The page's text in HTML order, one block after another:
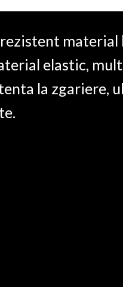
material
elastic,
la zgariere,